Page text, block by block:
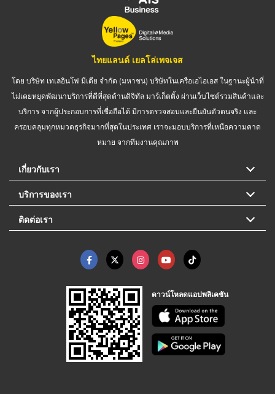
ไทยแลนด์ เยลโล่เพจเจส
โดย บริษัท เทเลอินโฟ มีเดีย จำกัด (มหาชน) บริษัทในเครือเอไอเอส ในฐานะผู้นำที่
ไม่เคยหยุดพัฒนาบริการที่ดีที่สุดด้านดิจิทัล มาร์เก็ตติ้ง ผ่านเว็บไซต์รวมสินค้าและ
บริการ จากผู้ประกอบการที่เชื่อถือได้ มีการตรวจสอบและยืนยันตัวตนจริง และ
ครอบคลุมทุกหมวดธุรกิจมากที่สุดในประเทศ เราจะมอบบริการที่เหนือความคาด
หมาย จากทีมงานคุณภาพ
เกี่ยวกับเรา
บริการของเรา
ติดต่อเรา
ดาวน์โหลดแอปพลิเคชัน